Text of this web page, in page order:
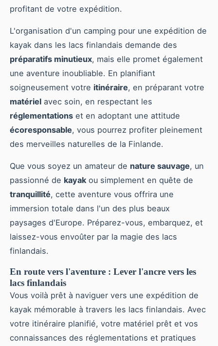
profitant de votre expédition.
L'organisation d'un camping pour une expédition de
kayak dans les lacs finlandais demande des
préparatifs minutieux, mais elle promet également
une aventure inoubliable. En planifiant
soigneusement votre itinéraire, en préparant votre
matériel avec soin, en respectant les
réglementations et en adoptant une attitude
écoresponsable, vous pourrez profiter pleinement
des merveilles naturelles de la Finlande.
Que vous soyez un amateur de nature sauvage, un
passionné de kayak ou simplement en quête de
tranquillité, cette aventure vous offrira une
immersion totale dans l'un des plus beaux
paysages d'Europe. Préparez-vous, embarquez, et
laissez-vous envoûter par la magie des lacs
finlandais.
En route vers l'aventure : Lever l'ancre vers les
lacs finlandais
Vous voilà prêt à naviguer vers une expédition de
kayak mémorable à travers les lacs finlandais. Avec
votre itinéraire planifié, votre matériel prêt et vos
connaissances des réglementations et pratiques